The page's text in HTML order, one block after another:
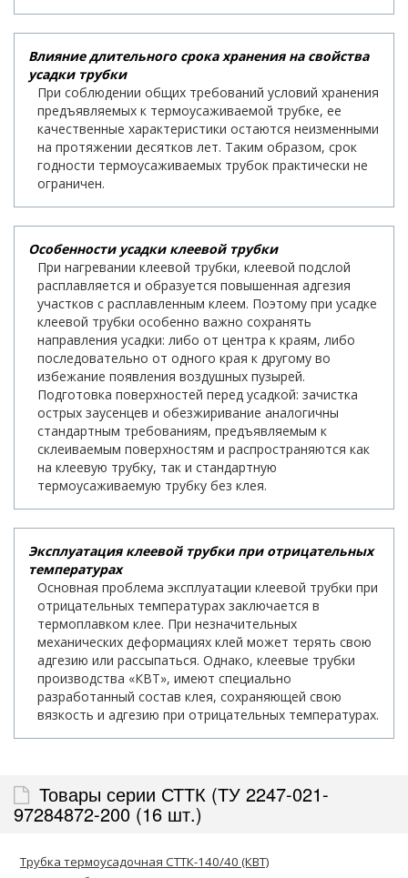
Влияние длительного срока хранения на свойства
усадки трубки
При соблюдении общих требований условий хранения
предъявляемых к термоусаживаемой трубке, ее
качественные характеристики остаются неизменными
на протяжении десятков лет. Таким образом, срок
годности термоусаживаемых трубок практически не
ограничен.
Особенности усадки клеевой трубки
При нагревании клеевой трубки, клеевой подслой
расплавляется и образуется повышенная адгезия
участков с расплавленным клеем. Поэтому при усадке
клеевой трубки особенно важно сохранять
направления усадки: либо от центра к краям, либо
последовательно от одного края к другому во
избежание появления воздушных пузырей.
Подготовка поверхностей перед усадкой: зачистка
острых заусенцев и обезжиривание аналогичны
стандартным требованиям, предъявляемым к
склеиваемым поверхностям и распространяются как
на клеевую трубку, так и стандартную
термоусаживаемую трубку без клея.
Эксплуатация клеевой трубки при отрицательных
температурах
Основная проблема эксплуатации клеевой трубки при
отрицательных температурах заключается в
термоплавком клее. При незначительных
механических деформациях клей может терять свою
адгезию или рассыпаться. Однако, клеевые трубки
производства «КВТ», имеют специально
разработанный состав клея, сохраняющей свою
вязкость и адгезию при отрицательных температурах.
Товары серии СТТК (ТУ 2247-021-
97284872-200 (16 шт.)
Трубка термоусадочная СТТК-140/40 (КВТ)